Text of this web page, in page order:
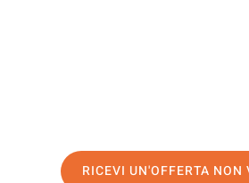
RICEVI UN'OFFERTA NON